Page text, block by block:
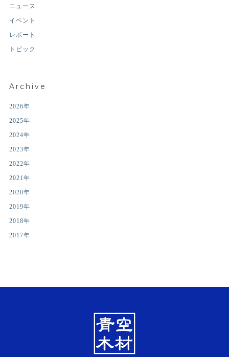
ニュース
イベント
レポート
トピック
Archive
2026年
2025年
2024年
2023年
2022年
2021年
2020年
2019年
2018年
2017年